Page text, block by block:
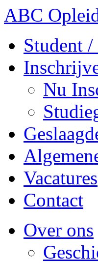
ABC
Student
Nu
Vacatures
Contact
Over ons